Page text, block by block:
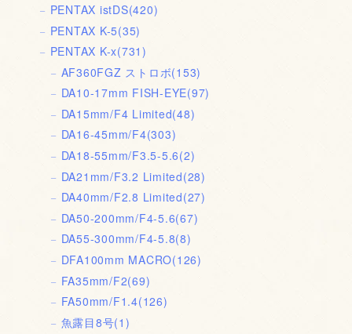
PENTAX istDS(420)
PENTAX K-5(35)
PENTAX K-x(731)
AF360FGZ ストロボ(153)
DA10-17mm FISH-EYE(97)
DA15mm/F4 Limited(48)
DA16-45mm/F4(303)
DA18-55mm/F3.5-5.6(2)
DA21mm/F3.2 Limited(28)
DA40mm/F2.8 Limited(27)
DA50-200mm/F4-5.6(67)
DA55-300mm/F4-5.8(8)
DFA100mm MACRO(126)
FA35mm/F2(69)
FA50mm/F1.4(126)
魚露目8号(1)